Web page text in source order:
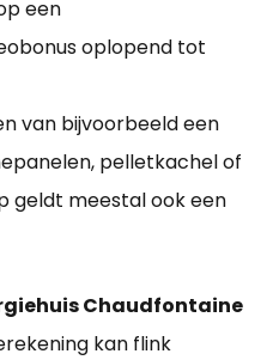
een
oplopend tot
van bijvoorbeeld een
pelletkachel of
geldt meestal ook een
Chaudfontaine
kan flink